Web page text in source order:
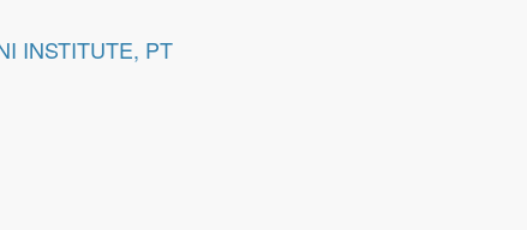
INSTITUTE, PT